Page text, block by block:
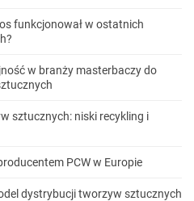
funkcjonował w ostatnich
w branży masterbaczy do
sztucznych: niski recykling i
PCW w Europie
dystrybucji tworzyw sztucznych